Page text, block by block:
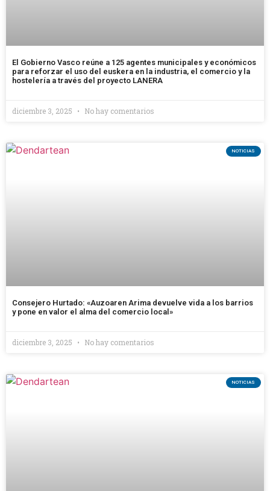
El Gobierno Vasco reúne a 125 agentes municipales y económicos
para reforzar el uso del euskera en la industria, el comercio y la
hostelería a través del proyecto LANERA
diciembre 3, 2025 No hay comentarios
NOTICIAS
Consejero Hurtado: «Auzoaren Arima devuelve vida a los barrios
y pone en valor el alma del comercio local»
diciembre 3, 2025 No hay comentarios
NOTICIAS